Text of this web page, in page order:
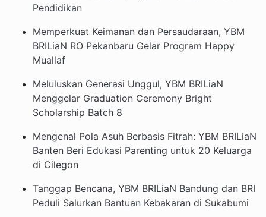
Pendidikan
Memperkuat Keimanan dan Persaudaraan, YBM
BRILiaN RO Pekanbaru Gelar Program Happy
Muallaf
Meluluskan Generasi Unggul, YBM BRILiaN
Menggelar Graduation Ceremony Bright
Scholarship Batch 8
Mengenal Pola Asuh Berbasis Fitrah: YBM BRILiaN
Banten Beri Edukasi Parenting untuk 20 Keluarga
di Cilegon
Tanggap Bencana, YBM BRILiaN Bandung dan BRI
Peduli Salurkan Bantuan Kebakaran di Sukabumi